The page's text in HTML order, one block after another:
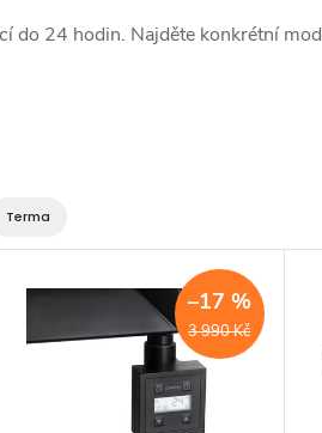
do 24 hodin. Najděte konkrétní
Terma
3 990 Kč
–17 %